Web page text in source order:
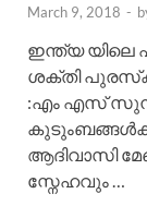
March 9, 2018 -
ഇന്ത്യ യിലെ
ശക്തി
:എം എസ്
കുടുംബങ്ങള്‍ക്ക്
ആദിവാസി
സ്നേഹവും …